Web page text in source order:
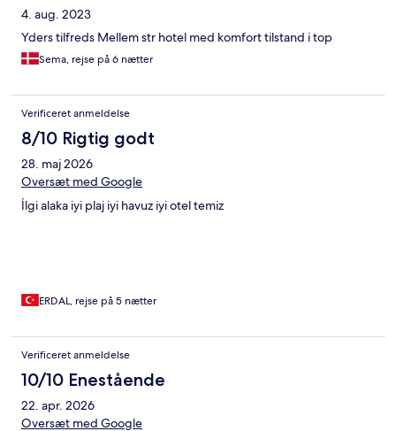
4. aug. 2023
Yders tilfreds Mellem str hotel med komfort tilstand i top
Sema, rejse på 6 nætter
Verificeret anmeldelse
8/10 Rigtig godt
28. maj 2026
Oversæt med Google
İlgi alaka iyi plaj iyi havuz iyi otel temiz
ERDAL, rejse på 5 nætter
Verificeret anmeldelse
10/10 Enestående
22. apr. 2026
Oversæt med Google